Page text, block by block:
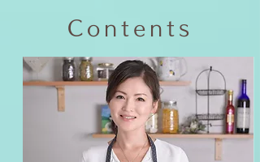
​Contents